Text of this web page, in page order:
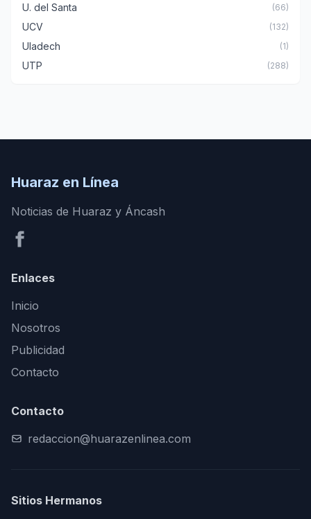
U. del Santa (66)
UCV (132)
Uladech (1)
UTP (288)
Huaraz en Línea
Noticias de Huaraz y Áncash
Enlaces
Inicio
Nosotros
Publicidad
Contacto
Contacto
redaccion@huarazenlinea.com
Sitios Hermanos